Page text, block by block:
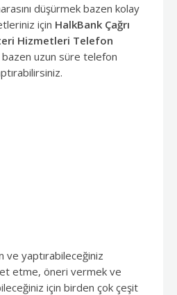
düşürmek bazen kolay
için HalkBank Çağrı
Hizmetleri Telefon
bazen uzun süre telefon
ve yaptırabileceğiniz
etme, öneri vermek ve
için birden çok çeşit